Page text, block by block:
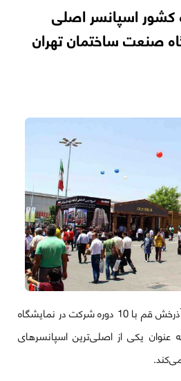
کشور اسپانسر اصلی
صنعت ساختمان تهران
شرکت بین‌المللی آجر نسوز آذرخش قم با 10 دوره شرکت در نمایشگاه
یکی از اصلی‌ترین اسپانسرهای